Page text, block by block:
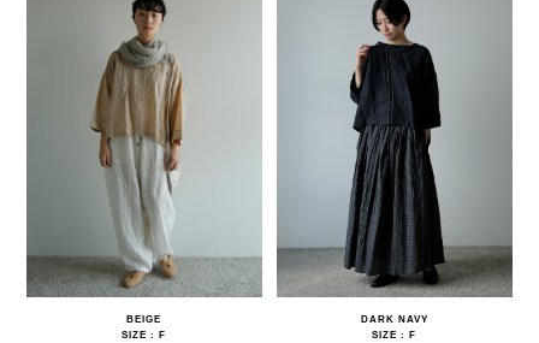
BEIGE
SIZE : F
DARK NAVY
SIZE : F